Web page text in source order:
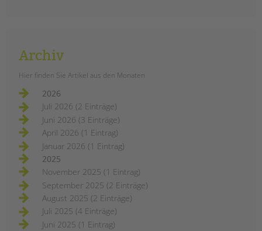
Archiv
Hier finden Sie Artikel aus den Monaten
2026
Juli 2026 (2 Einträge)
Juni 2026 (3 Einträge)
April 2026 (1 Eintrag)
Januar 2026 (1 Eintrag)
2025
November 2025 (1 Eintrag)
September 2025 (2 Einträge)
August 2025 (2 Einträge)
Juli 2025 (4 Einträge)
Juni 2025 (1 Eintrag)